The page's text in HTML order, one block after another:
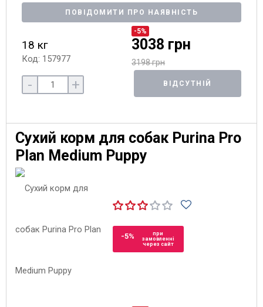
ПОВІДОМИТИ ПРО НАЯВНІСТЬ
18 кг
Код: 157977
-5%
3038 грн
3198 грн
- + ВІДСУТНІЙ
Сухий корм для собак Purina Pro
Plan Medium Puppy
-5%
при
замовленні
через сайт